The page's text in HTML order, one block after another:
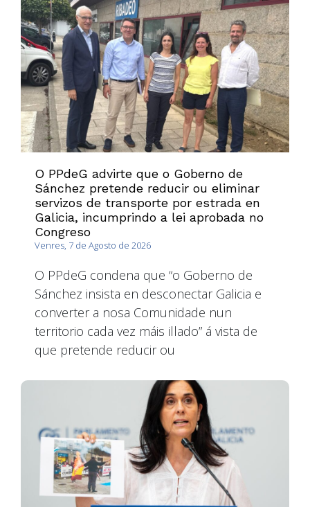
O PPdeG advirte que o Goberno de
Sánchez pretende reducir ou eliminar
servizos de transporte por estrada en
Galicia, incumprindo a lei aprobada no
Congreso
Venres, 7 de Agosto de 2026
O PPdeG condena que “o Goberno de
Sánchez insista en desconectar Galicia e
converter a nosa Comunidade nun
territorio cada vez máis illado” á vista de
que pretende reducir ou